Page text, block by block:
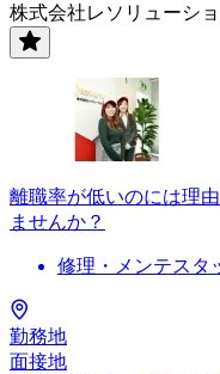
株式会社レソリューシ
離職率が低いのには理
ませんか？
修理・メンテスタ
勤務地
面接地